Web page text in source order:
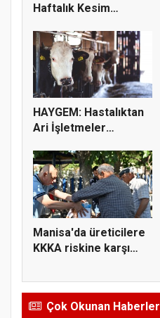
Haftalık Kesim
HAYGEM: Hastalıktan
Ari İşletmeler
Manisa'da üreticilere
KKKA riskine karşı
Çok Okunan Haberler